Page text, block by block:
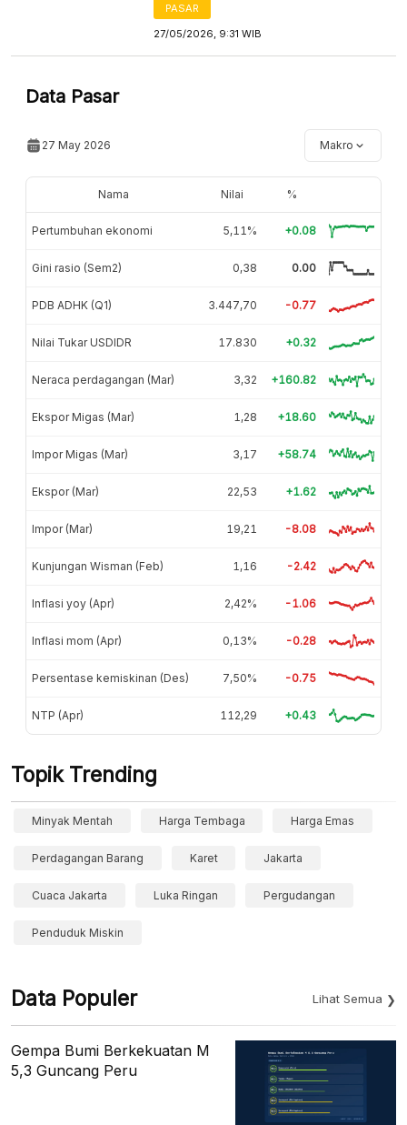
PASAR
27/05/2026, 9:31 WIB
Data Pasar
27 May 2026 Makro
Nama Nilai %
Pertumbuhan ekonomi 5,11% +0.08
Gini rasio (Sem2) 0,38 0.00
PDB ADHK (Q1) 3.447,70 -0.77
Nilai Tukar USDIDR 17.830 +0.32
Neraca perdagangan (Mar) 3,32 +160.82
Ekspor Migas (Mar) 1,28 +18.60
Impor Migas (Mar) 3,17 +58.74
Ekspor (Mar) 22,53 +1.62
Impor (Mar) 19,21 -8.08
Kunjungan Wisman (Feb) 1,16 -2.42
Inflasi yoy (Apr) 2,42% -1.06
Inflasi mom (Apr) 0,13% -0.28
Persentase kemiskinan (Des) 7,50% -0.75
NTP (Apr) 112,29 +0.43
Topik Trending
Minyak Mentah Harga Tembaga Harga Emas
Perdagangan Barang Karet Jakarta
Cuaca Jakarta Luka Ringan Pergudangan
Penduduk Miskin
Data Populer Lihat Semua
Gempa Bumi Berkekuatan M
5,3 Guncang Peru